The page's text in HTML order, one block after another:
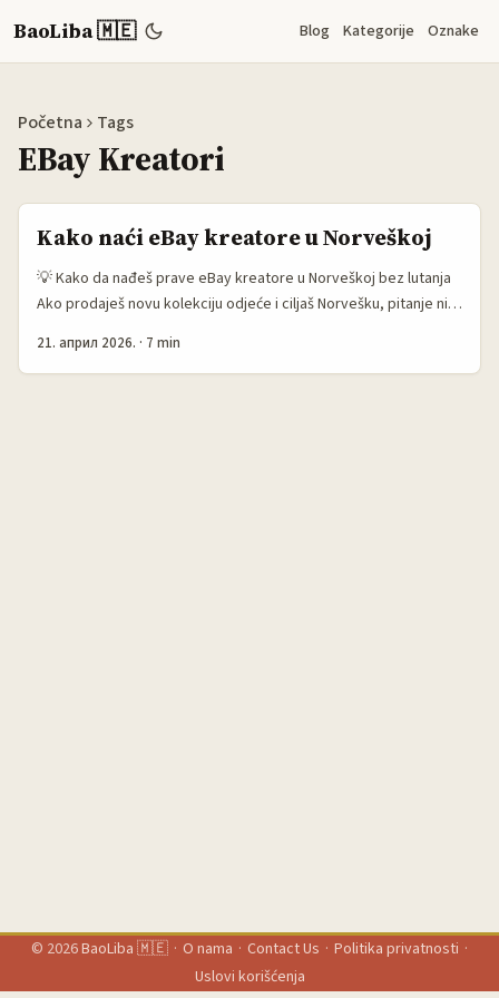
BaoLiba 🇲🇪 Blog Kategorije Oznake
Početna Tags
EBay Kreatori
Kako naći eBay kreatore u Norveškoj
💡 Kako da nađeš prave eBay kreatore u Norveškoj bez lutanja
Ako prodaješ novu kolekciju odjeće i ciljaš Norvešku, pitanje nije
kupovinu. Na eBay-u to je još bitnije, jer publika tamo često
21. април 2026. · 7 min
© 2026BaoLiba 🇲🇪 · O nama · Contact Us · Politika privatnosti ·
Uslovi korišćenja